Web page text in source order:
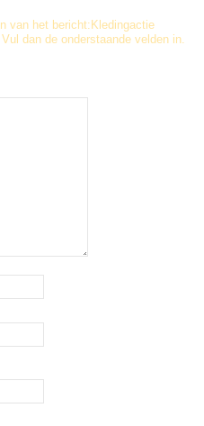
van het bericht: Kledingactie
dan de onderstaande velden in.